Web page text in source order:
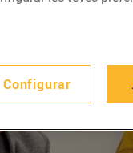
Configurar